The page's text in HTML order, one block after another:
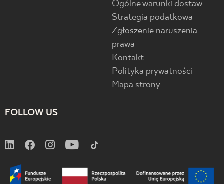
Ogólne warunki dostaw
Strategia podatkowa
Zgłoszenie naruszenia
prawa
Kontakt
Polityka prywatności
Mapa strony
FOLLOW US